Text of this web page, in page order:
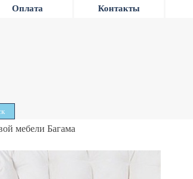
Оплата Контакты
мебели Багама